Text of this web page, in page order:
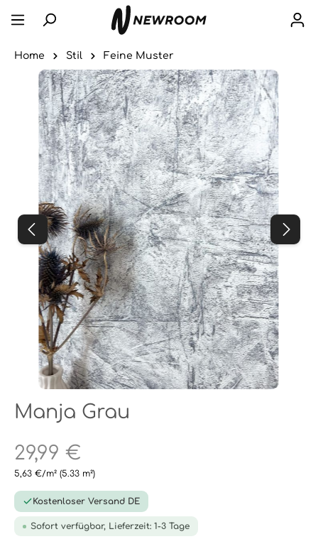
Home Stil Feine Muster
Manja Grau
29,99 €
5,63 €/m² (5.33 m²)
Kostenloser Versand DE
Sofort verfügbar, Lieferzeit: 1-3 Tage